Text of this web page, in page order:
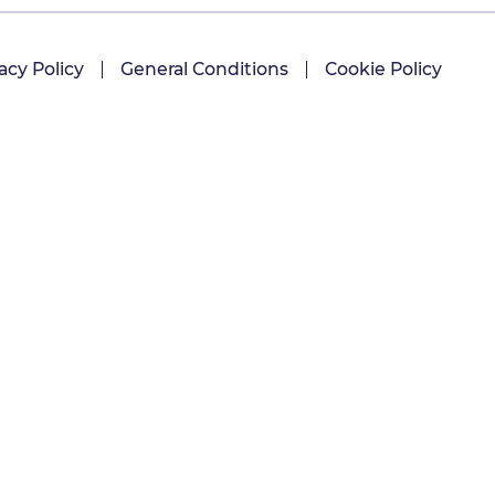
Policy General Conditions Cookie Policy